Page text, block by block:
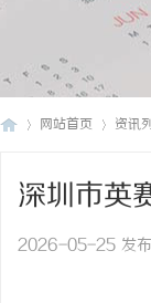
网站首页 资讯
深圳市英
插件机
2026-05-25 发布